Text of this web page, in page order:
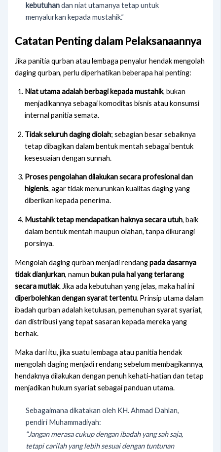
kebutuhandan niat utamanya tetap untuk
menyalurkan kepada mustahik.”
Catatan Penting dalam Pelaksanaannya
Jika panitia qurban atau lembaga penyalur hendak mengolah
daging qurban, perlu diperhatikan beberapa hal penting:
Niat utama adalah berbagi kepada mustahik, bukan
menjadikannya sebagai komoditas bisnis atau konsumsi
internal panitia semata.
Tidak seluruh daging diolah; sebagian besar sebaiknya
tetap dibagikan dalam bentuk mentah sebagai bentuk
kesesuaian dengan sunnah.
Proses pengolahan dilakukan secara profesional dan
higienis, agar tidak menurunkan kualitas daging yang
diberikan kepada penerima.
Mustahik tetap mendapatkan haknya secara utuh, baik
dalam bentuk mentah maupun olahan, tanpa dikurangi
porsinya.
Mengolah daging qurban menjadi rendangpada dasarnya
tidak dianjurkan, namunbukan pula hal yang terlarang
secara mutlak. Jika ada kebutuhan yang jelas, maka hal ini
diperbolehkan dengan syarat tertentu. Prinsip utama dalam
ibadah qurban adalah ketulusan, pemenuhan syarat syariat,
dan distribusi yang tepat sasaran kepada mereka yang
berhak.
Maka dari itu, jika suatu lembaga atau panitia hendak
mengolah daging menjadi rendang sebelum membagikannya,
hendaknya dilakukan dengan penuh kehati-hatian dan tetap
menjadikan hukum syariat sebagai panduan utama.
Sebagaimana dikatakan oleh KH. Ahmad Dahlan,
pendiri Muhammadiyah:
“Jangan merasa cukup dengan ibadah yang sah saja,
tetapi carilah yang lebih sesuai dengan tuntunan